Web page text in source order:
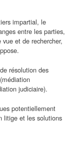
impartial, le
entre les parties,
et de rechercher,
résolution des
judiciaire).
potentiellement
litige et les solutions